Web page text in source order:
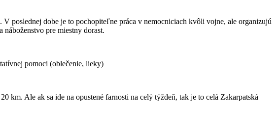
poslednej dobe je to pochopiteľne práca v nemocniciach kvôli vojne, ale organizujú
pre miestny dorast.
pomoci (oblečenie, lieky)
km. Ale ak sa ide na opustené farnosti na celý týždeň, tak je to celá Zakarpatská